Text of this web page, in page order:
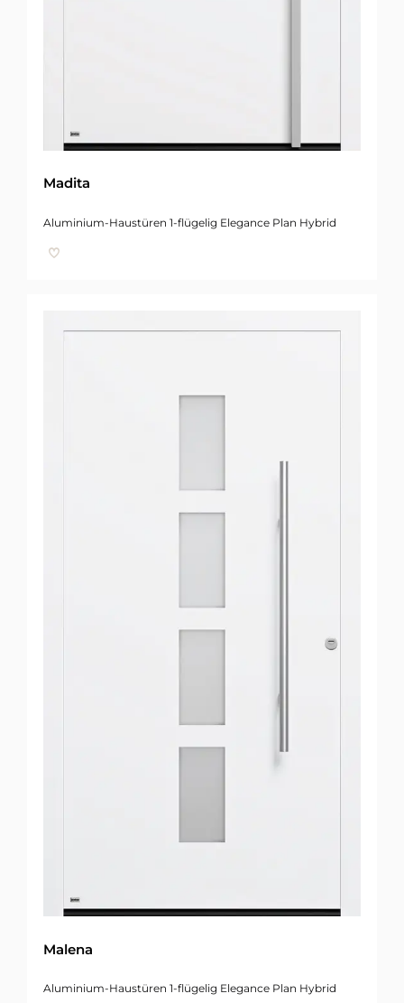
Madita
Aluminium-Haustüren 1-flügelig Elegance Plan Hybrid
Malena
Aluminium-Haustüren 1-flügelig Elegance Plan Hybrid